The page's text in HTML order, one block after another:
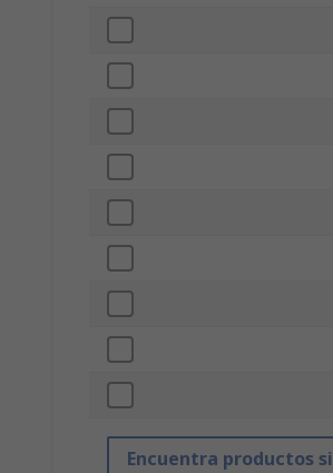
Encuentra productos